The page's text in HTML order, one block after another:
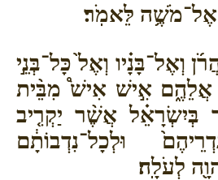
אֶל־מֹשֶׁ֥ה לֵּאמֹֽר׃
וְאֶל־בָּנָ֗יו וְאֶל֙ כָּל־בְּנֵ֣י
אֲלֵהֶ֑ם אִ֣ישׁ אִישׁ֩ מִבֵּ֨ית
בְּיִשְׂרָאֵ֗ל אֲשֶׁ֨ר יַקְרִ֤יב
וּלְכָל־נִדְבוֹתָ֔ם
לְעֹלָֽה׃